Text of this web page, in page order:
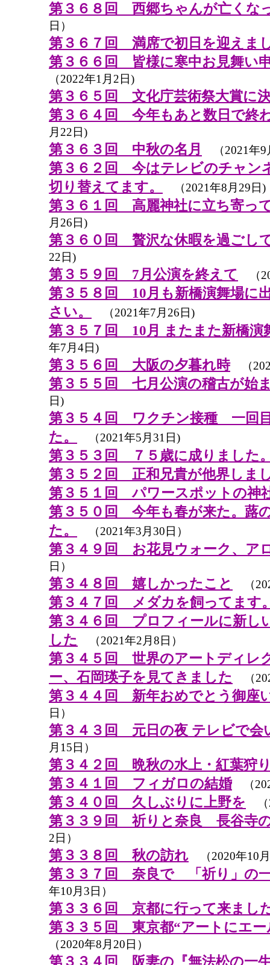
第３６８回 西郷ちゃんが亡くな
日）
第３６７回 満席で初日を迎えま
第３６６回 皆様に寒中お見舞い
（2022年1月2日)
第３６５回 文化庁芸術祭大賞に
第３６４回 今年もあと数日で終
月22日)
第３６３回 中秋の名月 （2021年9
第３６２回 今はテレビのチャン
切り替えてます。
（2021年8月29日)
第３６１回 高麗神社に立ち寄っ
月26日)
第３６０回 贅沢な休暇を過ごし
22日)
第３５９回 7月公演を終えて （
第３５８回 10月も新橋演舞場に
さい。
（2021年7月26日)
第３５７回 10月 またまた新橋演
年7月4日)
第３５６回 大阪の夕暮れ時（
第３５５回 七月公演の稽古が始
日)
第３５４回 ワクチン接種 一回
た。
（2021年5月31日)
第３５３回 ７５歳に成りました
第３５２回 正和兄貴が他界しま
第３５１回 パワースポットの神
第３５０回 今年も春が来た。蕗
た。
（2021年3月30日）
第３４９回 お花見ウォーク、ア
日）
第３４８回 嬉しかったこと （
第３４７回 メダカを飼ってます
第３４６回 プロフィールに新し
した
（2021年2月8日）
第３４５回 世界のアートディレ
ー、石岡瑛子を見てきました
（
第３４４回 新年おめでとう御座
日）
第３４３回 元日の夜 テレビで会
月15日）
第３４２回 晩秋の水上・紅葉狩
第３４１回 フィガロの結婚（
第３４０回 久しぶりに上野を （
第３３９回 祈りと奈良 長谷寺
2日）
第３３８回 秋の訪れ （2020年10
第３３７回 奈良で 「祈り」の
年10月3日）
第３３６回 京都に行って来まし
第３３５回 東京都“アートにエー
（2020年8月20日）
第３３４回 阪妻の『無法松の一